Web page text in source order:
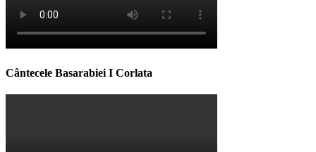
Cântecele Basarabiei I Corlata